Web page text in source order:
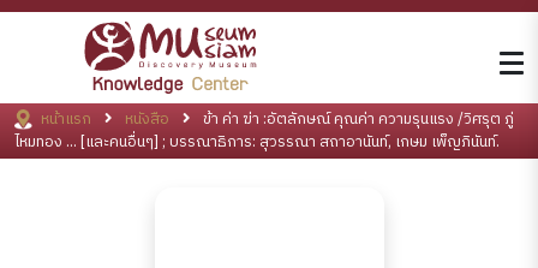
หน้าแรก หนังสือ
ข้า ค่า ฆ่า :อัตลักษณ์ คุณค่า ความรุนแรง /วิศรุต ภู่
ไหมทอง ... [และคนอื่นๆ] ; บรรณาธิการ: สุวรรณา สถาอานันท์, เกษม เพ็ญภินันท์.